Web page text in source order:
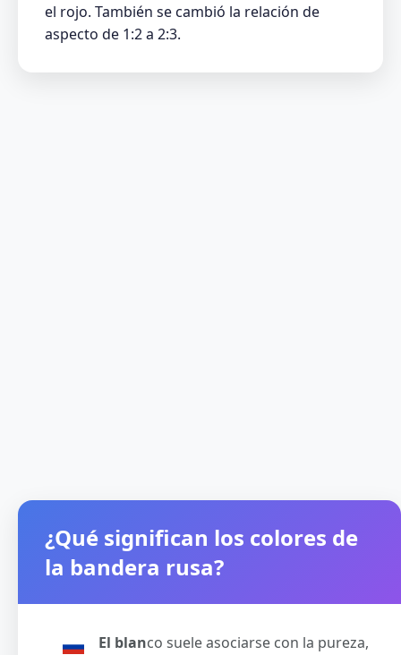
el rojo. También se cambió la relación de
aspecto de 1:2 a 2:3.
¿Qué significan los colores de
la bandera rusa?
El blanco suele asociarse con la pureza,